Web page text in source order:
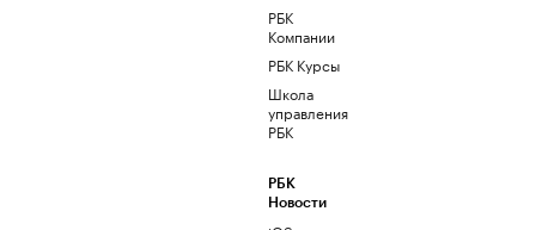
РБК
Компании
РБК Курсы
Школа
управления
РБК
РБК
Новости